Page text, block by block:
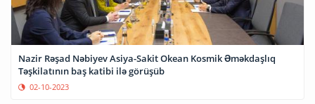
Nazir Rəşad Nəbiyev Asiya-Sakit Okean Kosmik Əməkdaşlıq
Təşkilatının baş katibi ilə görüşüb
02-10-2023